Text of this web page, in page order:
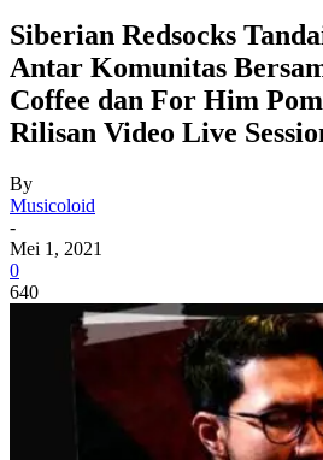
Siberian Redsocks
Antar Komunitas
Coffee dan For Him
Rilisan Video Live
By
Musicoloid
-
Mei 1, 2021
0
640